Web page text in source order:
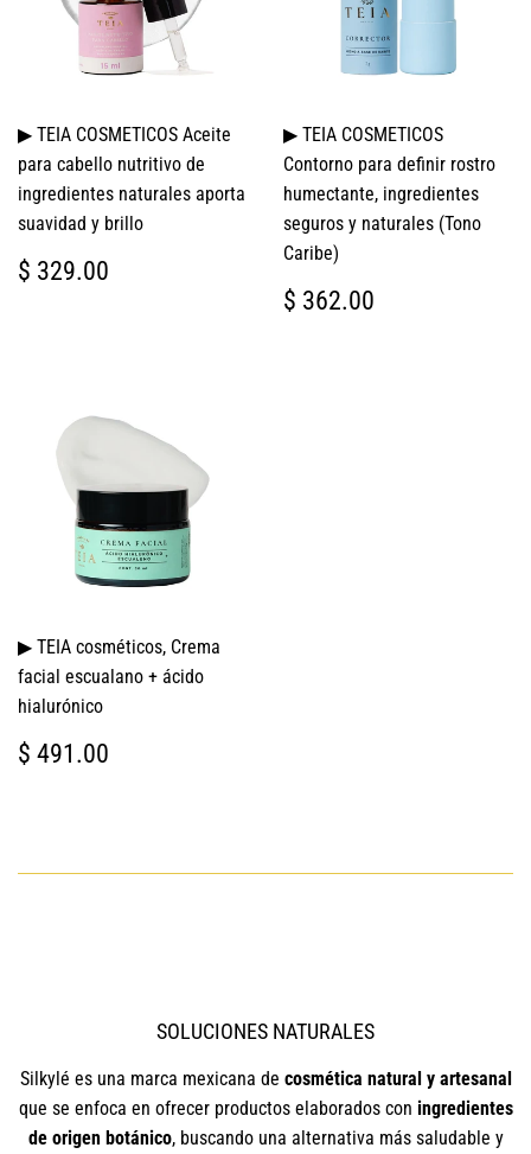
▶ TEIA COSMETICOS Aceite
para cabello nutritivo de
ingredientes naturales aporta
suavidad y brillo
PRECIO
HABITUAL
$ 329.00
▶ TEIA COSMETICOS
Contorno para definir rostro
humectante, ingredientes
seguros y naturales (Tono
Caribe)
PRECIO
HABITUAL
$ 362.00
▶ TEIA cosméticos, Crema
facial escualano + ácido
hialurónico
PRECIO
HABITUAL
$ 491.00
SOLUCIONES NATURALES
Silkylé es una marca mexicana de cosmética natural y artesanal
que se enfoca en ofrecer productos elaborados con ingredientes
de origen botánico, buscando una alternativa más saludable y